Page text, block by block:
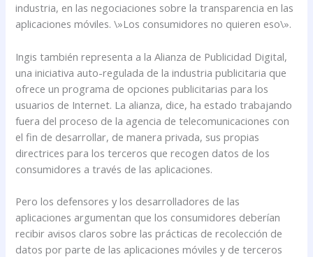
industria, en las negociaciones sobre la transparencia en las
aplicaciones móviles. \»Los consumidores no quieren eso\».
Ingis también representa a la Alianza de Publicidad Digital,
una iniciativa auto-regulada de la industria publicitaria que
ofrece un programa de opciones publicitarias para los
usuarios de Internet. La alianza, dice, ha estado trabajando
fuera del proceso de la agencia de telecomunicaciones con
el fin de desarrollar, de manera privada, sus propias
directrices para los terceros que recogen datos de los
consumidores a través de las aplicaciones.
Pero los defensores y los desarrolladores de las
aplicaciones argumentan que los consumidores deberían
recibir avisos claros sobre las prácticas de recolección de
datos por parte de las aplicaciones móviles y de terceros